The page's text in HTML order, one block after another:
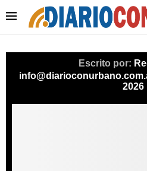
Escrito por:
2026